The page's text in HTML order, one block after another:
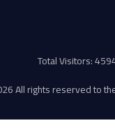
Total Visitors:
All rights reserved to